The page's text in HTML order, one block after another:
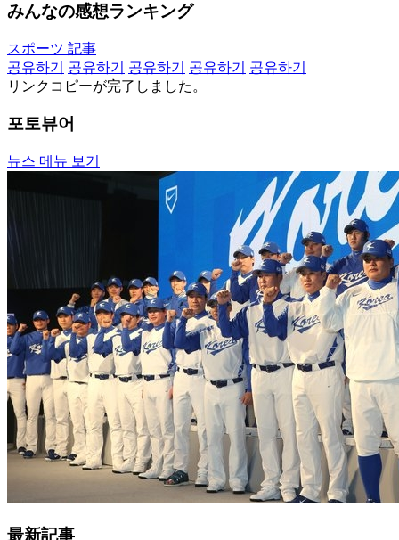
みんなの感想ランキング
スポーツ 記事
공유하기
공유하기 공유하기 공유하기
공유하기
リンクコピーが完了しました。
포토뷰어
뉴스 메뉴 보기
最新記事